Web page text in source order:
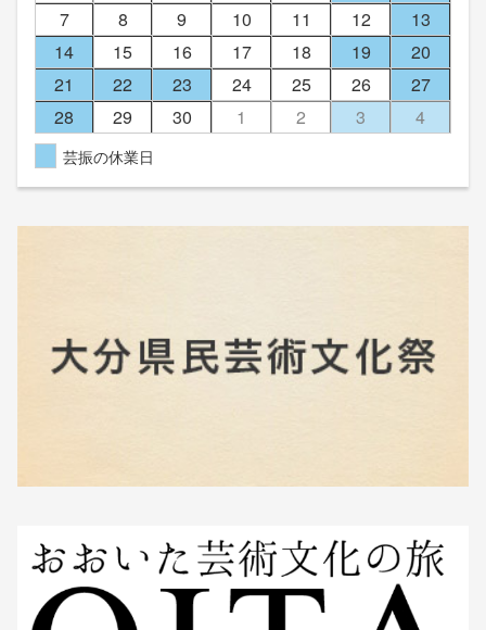
7
8 9 10 11 12
13
14
15 16 17 18 19
20
21
22 23 24 25 26
27
28
29 30 1 2 3 4
芸振の休業日